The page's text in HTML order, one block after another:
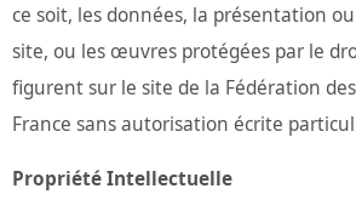
ce soit, les données, la présentation
site, ou les œuvres protégées par le
figurent sur le site de la Fédération
France sans autorisation écrite
Propriété Intellectuelle